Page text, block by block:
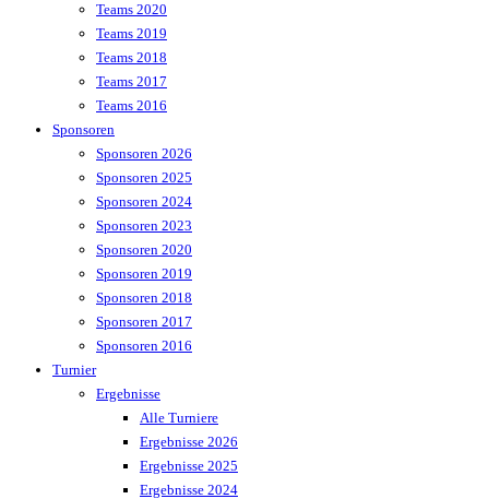
Teams 2020
Teams 2019
Teams 2018
Teams 2017
Teams 2016
Sponsoren
Sponsoren 2026
Sponsoren 2025
Sponsoren 2024
Sponsoren 2023
Sponsoren 2020
Sponsoren 2019
Sponsoren 2018
Sponsoren 2017
Sponsoren 2016
Turnier
Ergebnisse
Alle Turniere
Ergebnisse 2026
Ergebnisse 2025
Ergebnisse 2024